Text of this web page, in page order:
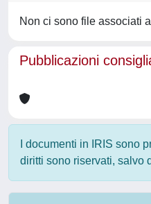
Non ci sono file associati
Pubblicazioni
I documenti in IRIS sono
diritti sono riservati, salvo